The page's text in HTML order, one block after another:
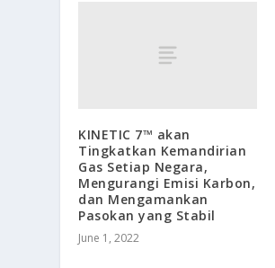
KINETIC 7™ akan
Tingkatkan Kemandirian
Gas Setiap Negara,
Mengurangi Emisi Karbon,
dan Mengamankan
Pasokan yang Stabil
June 1, 2022